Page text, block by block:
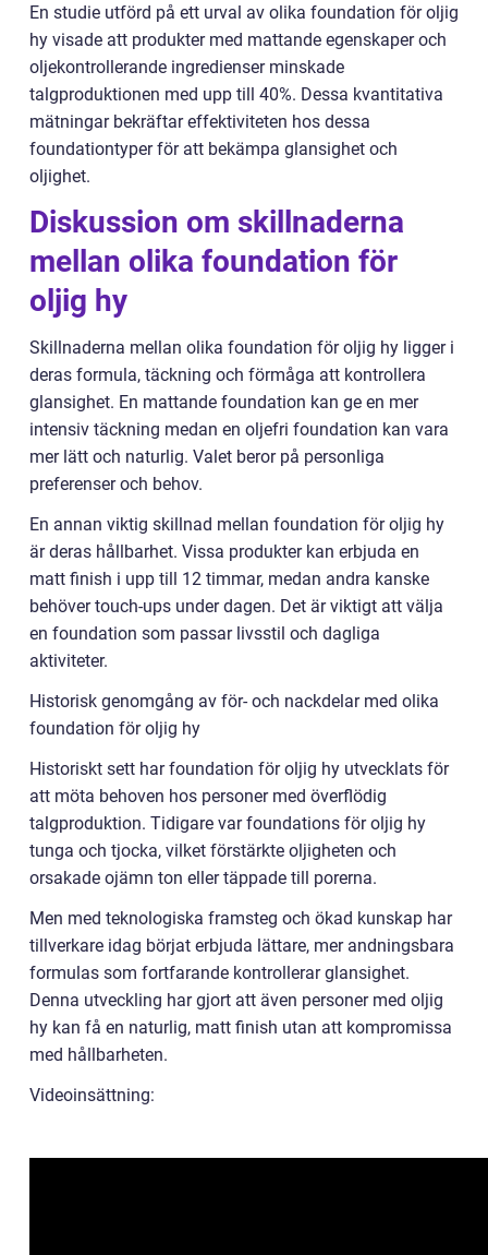
En studie utförd på ett urval av olika foundation för oljig
hy visade att produkter med mattande egenskaper och
oljekontrollerande ingredienser minskade
talgproduktionen med upp till 40%. Dessa kvantitativa
mätningar bekräftar effektiviteten hos dessa
foundationtyper för att bekämpa glansighet och
oljighet.
Diskussion om skillnaderna
mellan olika foundation för
oljig hy
Skillnaderna mellan olika foundation för oljig hy ligger i
deras formula, täckning och förmåga att kontrollera
glansighet. En mattande foundation kan ge en mer
intensiv täckning medan en oljefri foundation kan vara
mer lätt och naturlig. Valet beror på personliga
preferenser och behov.
En annan viktig skillnad mellan foundation för oljig hy
är deras hållbarhet. Vissa produkter kan erbjuda en
matt finish i upp till 12 timmar, medan andra kanske
behöver touch-ups under dagen. Det är viktigt att välja
en foundation som passar livsstil och dagliga
aktiviteter.
Historisk genomgång av för- och nackdelar med olika
foundation för oljig hy
Historiskt sett har foundation för oljig hy utvecklats för
att möta behoven hos personer med överflödig
talgproduktion. Tidigare var foundations för oljig hy
tunga och tjocka, vilket förstärkte oljigheten och
orsakade ojämn ton eller täppade till porerna.
Men med teknologiska framsteg och ökad kunskap har
tillverkare idag börjat erbjuda lättare, mer andningsbara
formulas som fortfarande kontrollerar glansighet.
Denna utveckling har gjort att även personer med oljig
hy kan få en naturlig, matt finish utan att kompromissa
med hållbarheten.
Videoinsättning: